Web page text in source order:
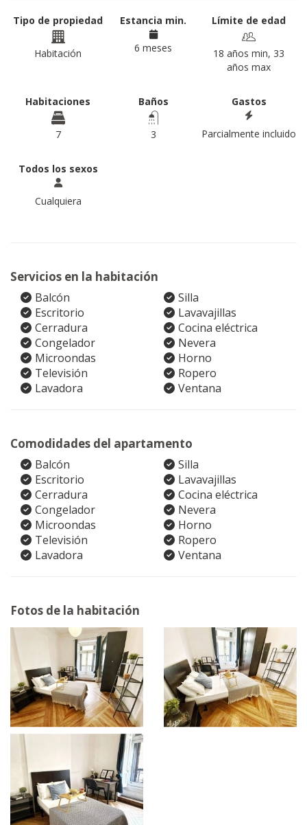
Tipo de propiedad
Habitación
Estancia min.
6 meses
Límite de edad
18 años min, 33
años max
Habitaciones
7
Baños
3
Gastos
Parcialmente incluido
Todos los sexos
Cualquiera
Servicios en la habitación
Balcón
Silla
Escritorio
Lavavajillas
Cerradura
Cocina eléctrica
Congelador
Nevera
Microondas
Horno
Televisión
Ropero
Lavadora
Ventana
Comodidades del apartamento
Balcón
Silla
Escritorio
Lavavajillas
Cerradura
Cocina eléctrica
Congelador
Nevera
Microondas
Horno
Televisión
Ropero
Lavadora
Ventana
Fotos de la habitación